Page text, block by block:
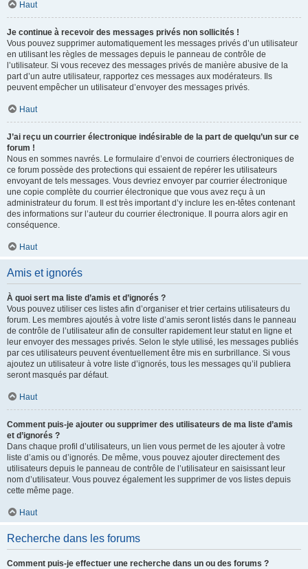
Haut
Je continue à recevoir des messages privés non sollicités !
Vous pouvez supprimer automatiquement les messages privés d’un utilisateur
en utilisant les règles de messages depuis le panneau de contrôle de
l’utilisateur. Si vous recevez des messages privés de manière abusive de la
part d’un autre utilisateur, rapportez ces messages aux modérateurs. Ils
peuvent empêcher un utilisateur d’envoyer des messages privés.
Haut
J’ai reçu un courrier électronique indésirable de la part de quelqu’un sur ce
forum !
Nous en sommes navrés. Le formulaire d’envoi de courriers électroniques de
ce forum possède des protections qui essaient de repérer les utilisateurs
envoyant de tels messages. Vous devriez envoyer par courrier électronique
une copie complète du courrier électronique que vous avez reçu à un
administrateur du forum. Il est très important d’y inclure les en-têtes contenant
des informations sur l’auteur du courrier électronique. Il pourra alors agir en
conséquence.
Haut
Amis et ignorés
À quoi sert ma liste d’amis et d’ignorés ?
Vous pouvez utiliser ces listes afin d’organiser et trier certains utilisateurs du
forum. Les membres ajoutés à votre liste d’amis seront listés dans le panneau
de contrôle de l’utilisateur afin de consulter rapidement leur statut en ligne et
leur envoyer des messages privés. Selon le style utilisé, les messages publiés
par ces utilisateurs peuvent éventuellement être mis en surbrillance. Si vous
ajoutez un utilisateur à votre liste d’ignorés, tous les messages qu’il publiera
seront masqués par défaut.
Haut
Comment puis-je ajouter ou supprimer des utilisateurs de ma liste d’amis
et d’ignorés ?
Dans chaque profil d’utilisateurs, un lien vous permet de les ajouter à votre
liste d’amis ou d’ignorés. De même, vous pouvez ajouter directement des
utilisateurs depuis le panneau de contrôle de l’utilisateur en saisissant leur
nom d’utilisateur. Vous pouvez également les supprimer de vos listes depuis
cette même page.
Haut
Recherche dans les forums
Comment puis-je effectuer une recherche dans un ou des forums ?